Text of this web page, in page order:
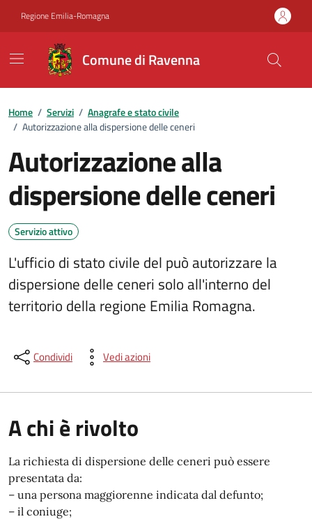
Regione Emilia-Romagna
Comune di Ravenna
Home / Servizi / Anagrafe e stato civile
/ Autorizzazione alla dispersione delle ceneri
Autorizzazione alla
dispersione delle ceneri
Servizio attivo
L'ufficio di stato civile del può autorizzare la
dispersione delle ceneri solo all'interno del
territorio della regione Emilia Romagna.
Condividi Vedi azioni
A chi è rivolto
La richiesta di dispersione delle ceneri può essere
presentata da:
– una persona maggiorenne indicata dal defunto;
– il coniuge;